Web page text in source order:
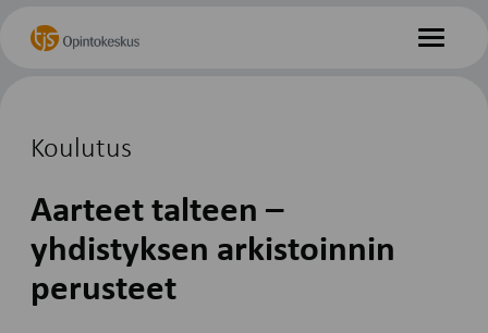
sisältöönEtusivu Valikko
Koulutus
Aarteet talteen –
yhdistyksen arkistoinnin
perusteet